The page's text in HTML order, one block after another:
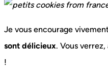
Je vous encourage
sont délicieux. Vous
!